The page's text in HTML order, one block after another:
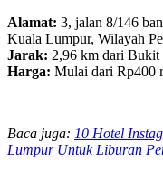
Alamat: 3, jalan 8/146
Kuala Lumpur, Wilayah
Jarak: 2,96 km dari
Harga: Mulai dari Rp400
Baca juga: 10 Hotel
Lumpur Untuk Liburan